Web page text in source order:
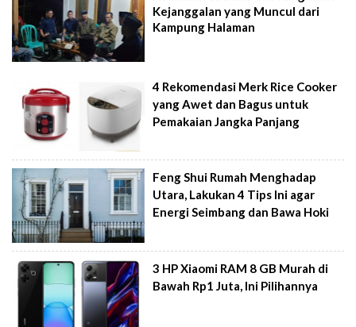
Kejanggalan yang Muncul dari
Kampung Halaman
4 Rekomendasi Merk Rice Cooker
yang Awet dan Bagus untuk
Pemakaian Jangka Panjang
Feng Shui Rumah Menghadap
Utara, Lakukan 4 Tips Ini agar
Energi Seimbang dan Bawa Hoki
3 HP Xiaomi RAM 8 GB Murah di
Bawah Rp1 Juta, Ini Pilihannya